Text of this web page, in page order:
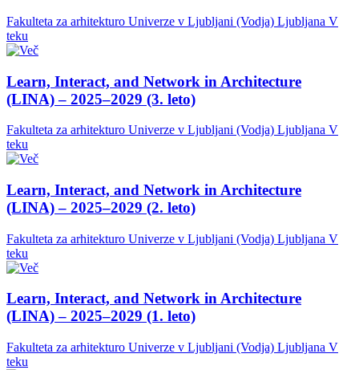
Fakulteta za arhitekturo Univerze v Ljubljani (Vodja) Ljubljana V
teku
Learn, Interact, and Network in Architecture
(LINA) – 2025–2029 (3. leto)
Fakulteta za arhitekturo Univerze v Ljubljani (Vodja) Ljubljana V
teku
Learn, Interact, and Network in Architecture
(LINA) – 2025–2029 (2. leto)
Fakulteta za arhitekturo Univerze v Ljubljani (Vodja) Ljubljana V
teku
Learn, Interact, and Network in Architecture
(LINA) – 2025–2029 (1. leto)
Fakulteta za arhitekturo Univerze v Ljubljani (Vodja) Ljubljana V
teku